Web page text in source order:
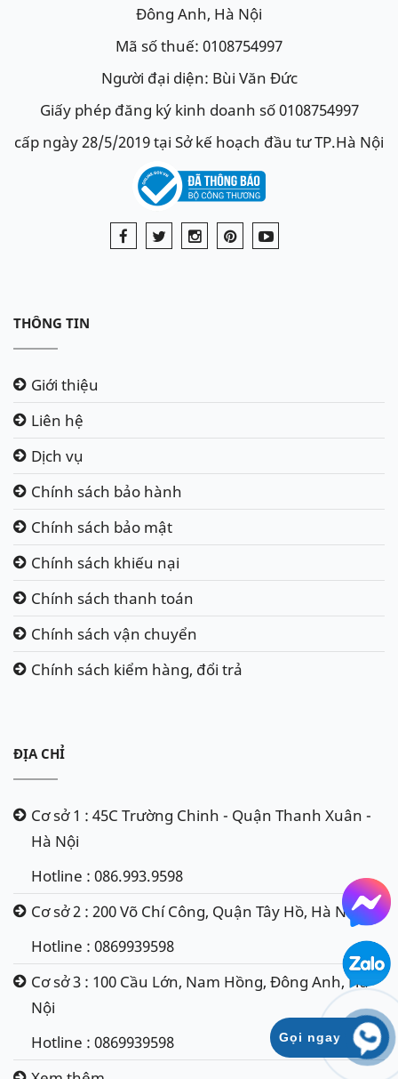
Đông Anh, Hà Nội
Mã số thuế: 0108754997
Người đại diện: Bùi Văn Đức
Giấy phép đăng ký kinh doanh số 0108754997
cấp ngày 28/5/2019 tại Sở kế hoạch đầu tư TP.Hà Nội
THÔNG TIN
Giới thiệu
Liên hệ
Dịch vụ
Chính sách bảo hành
Chính sách bảo mật
Chính sách khiếu nại
Chính sách thanh toán
Chính sách vận chuyển
Chính sách kiểm hàng, đổi trả
ĐỊA CHỈ
Cơ sở 1 : 45C Trường Chinh - Quận Thanh Xuân -
Hà Nội
Hotline : 086.993.9598
Cơ sở 2 : 200 Võ Chí Công, Quận Tây Hồ, Hà Nội
Hotline : 0869939598
Cơ sở 3 : 100 Cầu Lớn, Nam Hồng, Đông Anh, Hà
Nội
Hotline : 0869939598
Gọi ngay